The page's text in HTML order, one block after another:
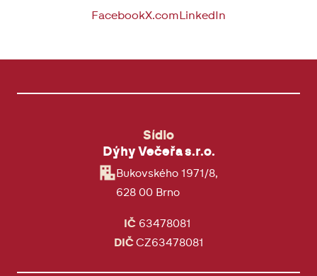
FacebookX.com LinkedIn
Sídlo
Dýhy Večeřa s.r.o.
Bukovského 1971/8,
628 00 Brno
IČ63478081
DIČ CZ63478081